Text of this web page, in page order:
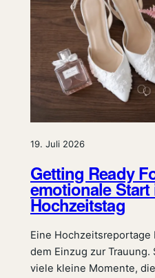
19. Juli 2026
Getting Ready
emotionale Start
Hochzeitstag
Eine
dem Einzug zur
viele kleine Momente,